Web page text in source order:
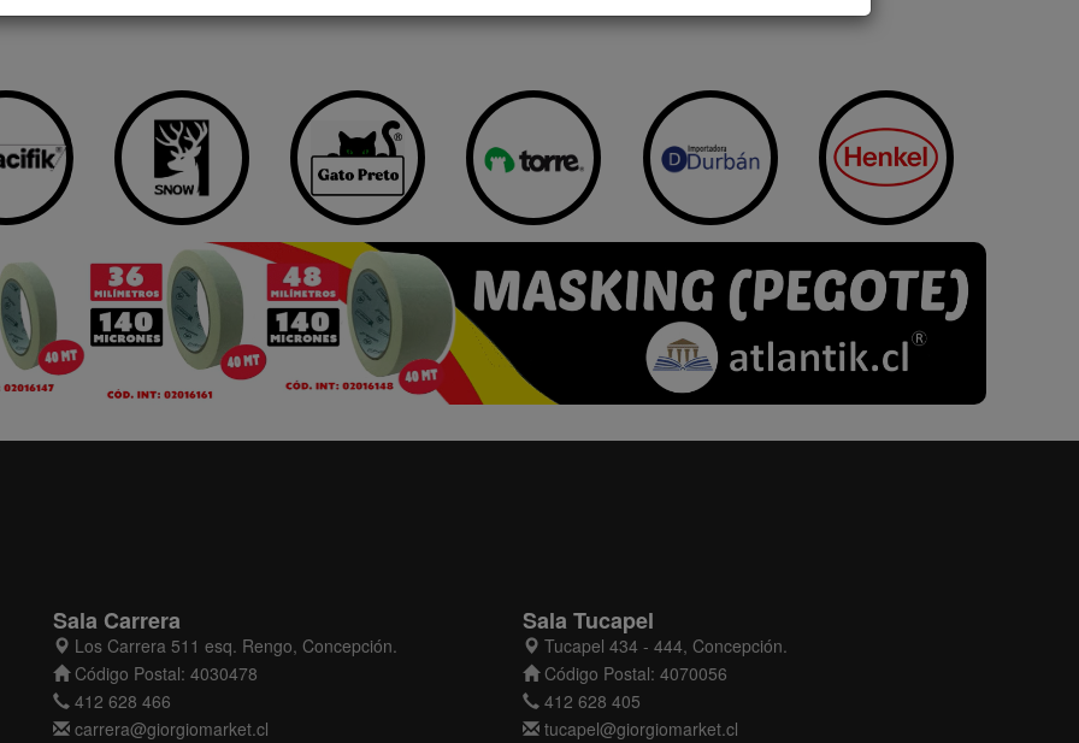
Sala Carrera
Los Carrera 511 esq. Rengo, Concepción.
Código Postal: 4030478
412 628 466
carrera@giorgiomarket.cl
Sala Tucapel
Tucapel 434 - 444, Concepción.
Código Postal: 4070056
412 628 405
tucapel@giorgiomarket.cl